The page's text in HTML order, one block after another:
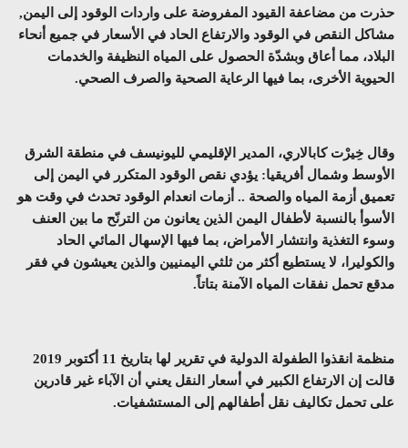
حذرت من مضاعفة القيود المفروضة على واردات الوقود إلى اليمن,
مشاكل النقص في الوقود والارتفاع الحاد في الأسعار في جميع أنحاء
البلاد، مما أعاق وبشدّة الحصول على المياه النظيفة والخدمات
الحيوية الأخرى، بما فيها الرعاية الصحية والصرف الصحي.
وقال خِيرْت كابالاري، المدير الإقليمي لليونيسف في منطقة الشرق
الأوسط وشمال أفريقيا: يؤدي نقص الوقود المتكرر في اليمن إلى
تعميق أزمة المياه والصحة .. أزمات انعدام الوقود تحدث في وقت هو
الأسوأ بالنسبة لأطفال اليمن الذين يعانون من الترنّح ما بين العنف
وسوء التغذية وانتشار الأمراض، بما فيها الإسهال المائي الحاد
والكوليرا، لا يستطيع أكثر من ثلثي اليمنيين والذين يعيشون في فقر
مدقع تحمل نفقات المياه الآمنة بتاتاً.
منظمة انقذوا الطفولة الدولية في تقرير لها بتاريخ 11 أكتوبر 2019
قالت إن الارتفاع الكبير في أسعار النقل يعني أن الآباء غير قادرين
على تحمل تكاليف نقل أطفالهم إلى المستشفيات.